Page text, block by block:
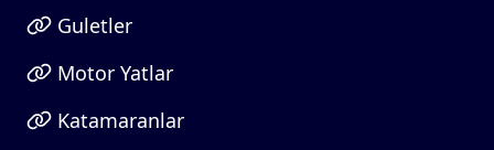
Guletler
Motor Yatlar
Katamaranlar